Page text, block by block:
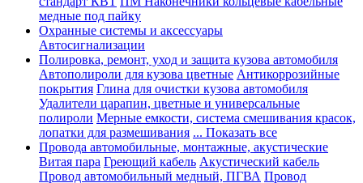
медные под пайку
Охранные системы и аксессуары
Автосигнализации
Полировка, ремонт, уход и защита кузова автомобиля
Автополироли для кузова цветные Антикоррозийные
покрытия Глина для очистки кузова автомобиля
Удалители царапин, цветные и универсальные
полироли Мерные емкости, система смешивания красок,
лопатки для размешивания ... Показать все
Провода автомобильные, монтажные, акустические
Витая пара Греющий кабель Акустический кабель
Провод автомобильный медный, ПГВА Провод